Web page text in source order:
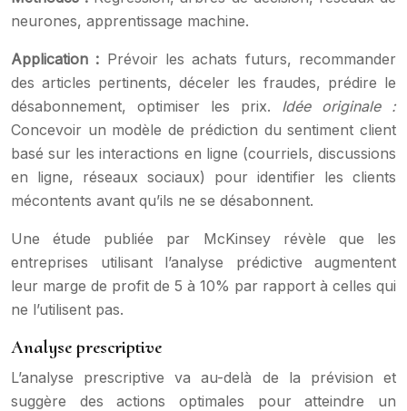
neurones, apprentissage machine.
Application : Prévoir les achats futurs, recommander
des articles pertinents, déceler les fraudes, prédire le
désabonnement, optimiser les prix. Idée originale :
Concevoir un modèle de prédiction du sentiment client
basé sur les interactions en ligne (courriels, discussions
en ligne, réseaux sociaux) pour identifier les clients
mécontents avant qu’ils ne se désabonnent.
Une étude publiée par McKinsey révèle que les
entreprises utilisant l’analyse prédictive augmentent
leur marge de profit de 5 à 10% par rapport à celles qui
ne l’utilisent pas.
Analyse prescriptive
L’analyse prescriptive va au-delà de la prévision et
suggère des actions optimales pour atteindre un